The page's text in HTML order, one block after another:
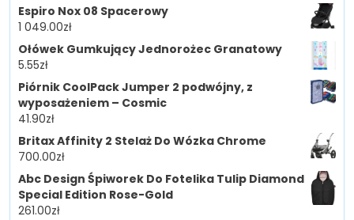
Espiro Nox 08 Spacerowy
1 049.00zł
Ołówek Gumkujący Jednorożec Granatowy
5.55zł
Piórnik CoolPack Jumper 2 podwójny, z
wyposażeniem – Cosmic
41.90zł
Britax Affinity 2 Stelaż Do Wózka Chrome
700.00zł
Abc Design Śpiworek Do Fotelika Tulip Diamond
Special Edition Rose-Gold
261.00zł